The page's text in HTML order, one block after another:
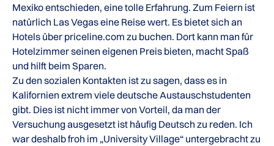
Mexiko entschieden, eine tolle Erfahrung. Zum Feiern ist
natürlich Las Vegas eine Reise wert. Es bietet sich an
Hotels über priceline.com zu buchen. Dort kann man für
Hotelzimmer seinen eigenen Preis bieten, macht Spaß
und hilft beim Sparen.
Zu den sozialen Kontakten ist zu sagen, dass es in
Kalifornien extrem viele deutsche Austauschstudenten
gibt. Dies ist nicht immer von Vorteil, da man der
Versuchung ausgesetzt ist häufig Deutsch zu reden. Ich
war deshalb froh im „University Village“ untergebracht zu